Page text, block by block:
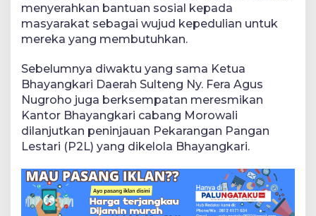
menyerahkan bantuan sosial kepada
masyarakat sebagai wujud kepedulian untuk
mereka yang membutuhkan.
Sebelumnya diwaktu yang sama Ketua
Bhayangkari Daerah Sulteng Ny. Fera Agus
Nugroho juga berksempatan meresmikan
Kantor Bhayangkari cabang Morowali
dilanjutkan peninjauan Pekarangan Pangan
Lestari (P2L) yang dikelola Bhayangkari.